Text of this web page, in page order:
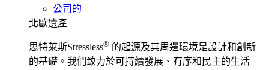
公司的
北歐遺產
思特萊斯Stressless® 的起源及其周邊環境是設計和創新
的基礎。我們致力於可持續發展、有序和民主的生活